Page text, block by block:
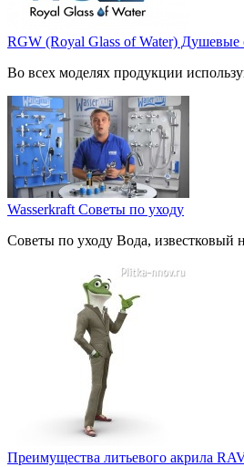
RGW (Royal Glass of Water)
Во всех моделях продукции
Wasserkraft Советы по уходу
Советы по уходу Вода, известковый
Преимущества литьевого акрила